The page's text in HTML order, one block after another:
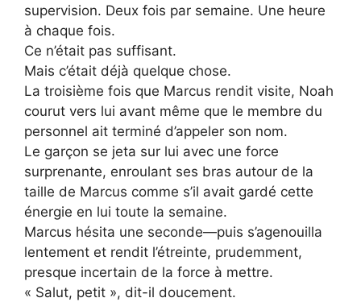
supervision. Deux fois par semaine. Une heure
à chaque fois.
Ce n’était pas suffisant.
Mais c’était déjà quelque chose.
La troisième fois que Marcus rendit visite, Noah
courut vers lui avant même que le membre du
personnel ait terminé d’appeler son nom.
Le garçon se jeta sur lui avec une force
surprenante, enroulant ses bras autour de la
taille de Marcus comme s’il avait gardé cette
énergie en lui toute la semaine.
Marcus hésita une seconde—puis s’agenouilla
lentement et rendit l’étreinte, prudemment,
presque incertain de la force à mettre.
« Salut, petit », dit-il doucement.